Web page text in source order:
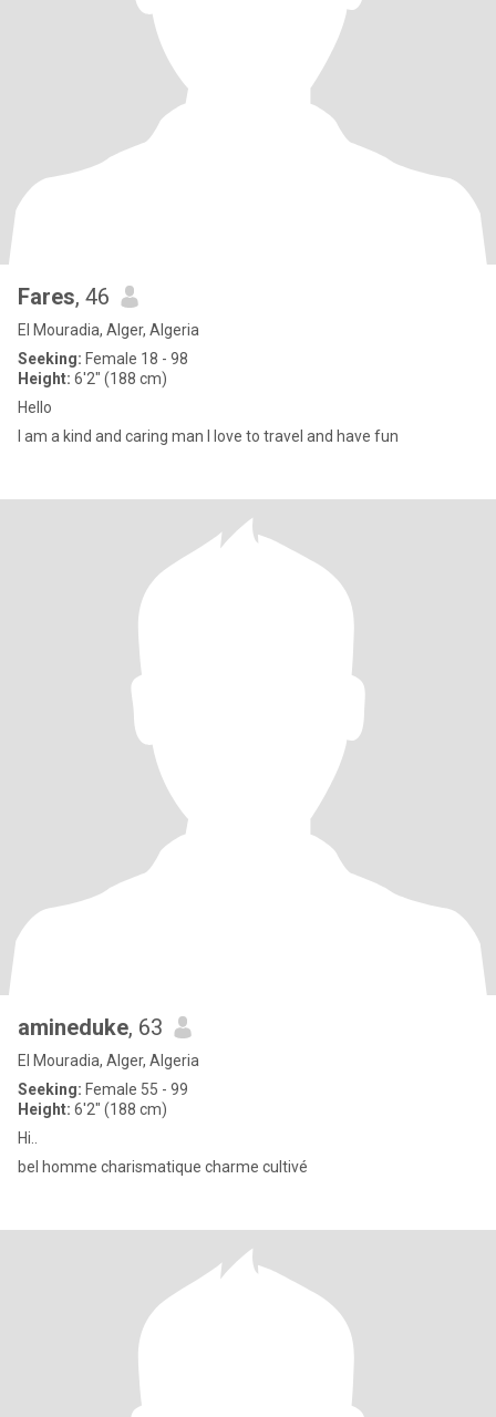
Fares, 46
El Mouradia, Alger, Algeria
Seeking: Female 18 - 98
Height: 6'2" (188 cm)
Hello
I am a kind and caring man I love to travel and have fun
amineduke, 63
El Mouradia, Alger, Algeria
Seeking: Female 55 - 99
Height: 6'2" (188 cm)
Hi..
bel homme charismatique charme cultivé